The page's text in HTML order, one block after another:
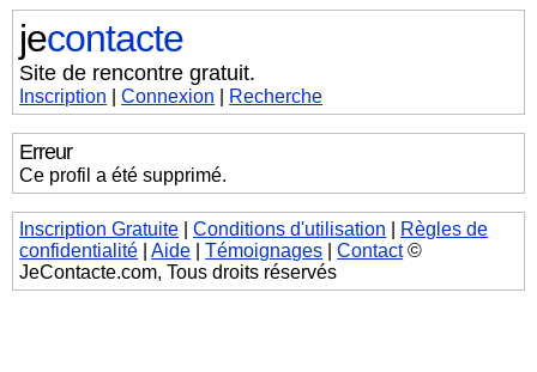
jecontacte
Site de rencontre gratuit.
Inscription |Connexion Recherche
Erreur
Ce profil a été supprimé.
Inscription Gratuite |Conditions d'utilisation
Règles de
confidentialité |Aide |Témoignages |Contact©
JeContacte.com, Tous droits réservés